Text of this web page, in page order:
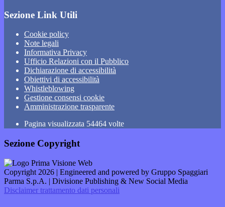
Sezione Link Utili
Cookie policy
Note legali
Informativa Privacy
Ufficio Relazioni con il Pubblico
Dichiarazione di accessibilità
Obiettivi di accessibilità
Whistleblowing
Gestione consensi cookie
Amministrazione trasparente
Pagina visualizzata 54464 volte
Sezione Copyright
Copyright 2026 | Engineered and powered by Gruppo Spaggiari
Parma S.p.A. | Divisione Publishing & New Social Media
Disclaimer trattamento dati personali